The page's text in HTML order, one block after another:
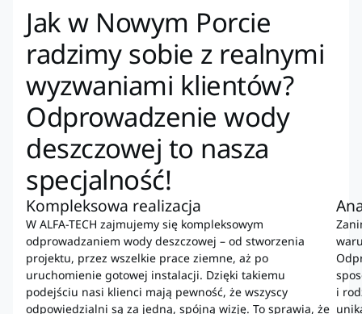
Jak w Nowym Porcie
radzimy sobie z realnymi
wyzwaniami klientów?
Odprowadzenie wody
deszczowej to nasza
specjalność!
Kompleksowa realizacja
W ALFA-TECH zajmujemy się kompleksowym
odprowadzaniem wody deszczowej – od stworzenia
projektu, przez wszelkie prace ziemne, aż po
uruchomienie gotowej instalacji. Dzięki takiemu
podejściu nasi klienci mają pewność, że wszyscy
odpowiedzialni są za jedną, spójną wizję. To sprawia, że
i